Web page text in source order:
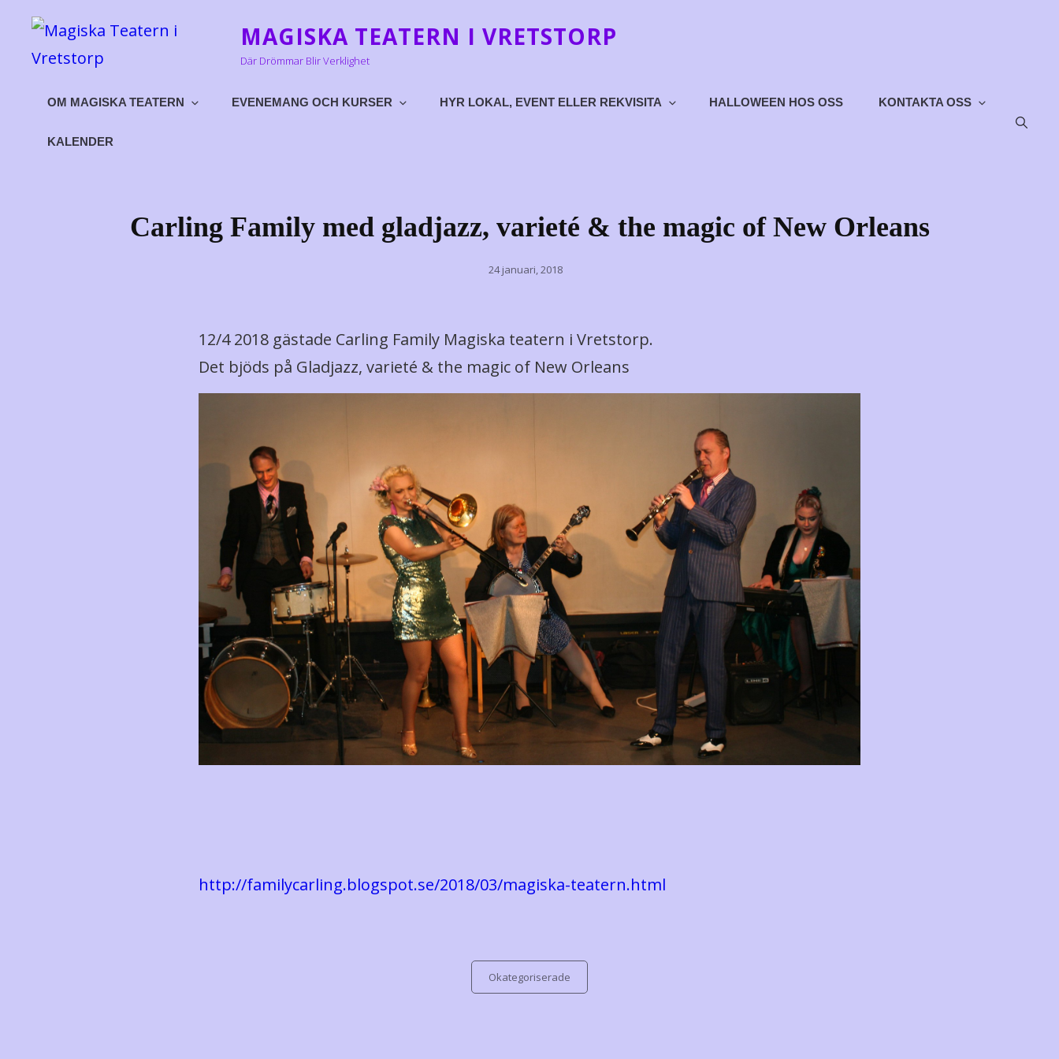
MAGISKA TEATERN I VRETSTORP
Där Drömmar Blir Verklighet
OM MAGISKA TEATERN EVENEMANG OCH KURSER HYR LOKAL, EVENT ELLER REKVISITA HALLOWEEN HOS OSS KONTAKTA OSS
KALENDER
Carling Family med gladjazz, varieté & the magic of New Orleans
Posted
24 januari, 2018
12/4 2018 gästade Carling Family Magiska teatern i Vretstorp.
Det bjöds på Gladjazz, varieté & the magic of New Orleans
http://familycarling.blogspot.se/2018/03/magiska-teatern.html
Categories
Okategoriserade